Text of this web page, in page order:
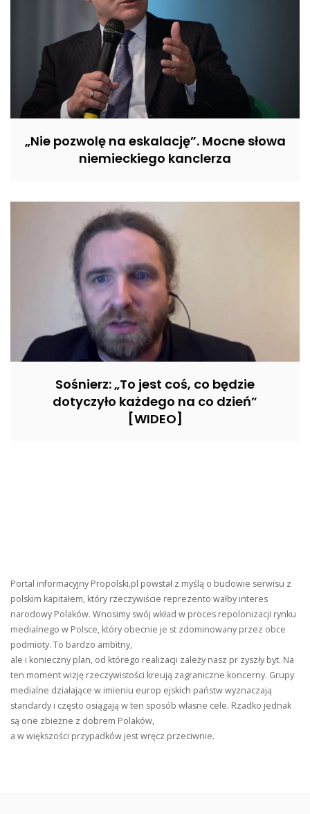
„Nie pozwolę na eskalację”. Mocne słowa
niemieckiego kanclerza
Sośnierz: „To jest coś, co będzie
dotyczyło każdego na co dzień”
[WIDEO]
Portal informacyjny Propolski.pl powstał z myślą o budowie serwisu z
polskim kapitałem, który rzeczywiście reprezento wałby interes
narodowy Polaków. Wnosimy swój wkład w proces repolonizacji rynku
medialnego w Polsce, który obecnie je st zdominowany przez obce
podmioty. To bardzo ambitny,
ale i konieczny plan, od którego realizacji zależy nasz pr zyszły byt. Na
ten moment wizję rzeczywistości kreują zagraniczne koncerny. Grupy
medialne działające w imieniu europ ejskich państw wyznaczają
standardy i często osiągają w ten sposób własne cele. Rzadko jednak
są one zbieżne z dobrem Polaków,
a w większości przypadków jest wręcz przeciwnie.